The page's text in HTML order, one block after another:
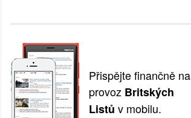
Přispějte finančně na
provoz Britských
Listů v mobilu.